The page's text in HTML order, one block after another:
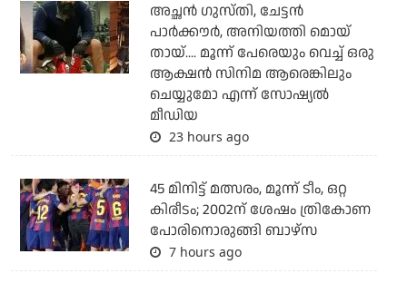
അച്ഛന്‍ ഗുസ്തി, ചേട്ടന്‍
പാര്‍ക്കൗര്‍, അനിയത്തി മൊയ്
തായ്.... മൂന്ന് പേരെയും വെച്ച് ഒരു
ആക്ഷന്‍ സിനിമ ആരെങ്കിലും
ചെയ്യുമോ എന്ന് സോഷ്യല്‍
മീഡിയ
23 hours ago
45 മിനിട്ട് മത്സരം, മൂന്ന് ടീം, ഒറ്റ
കിരീടം; 2002ന് ശേഷം ത്രികോണ
പോരിനൊരുങ്ങി ബാഴ്‌സ
7 hours ago